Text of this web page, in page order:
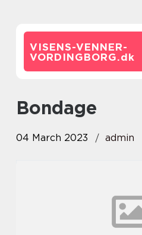
VISENS-VENNER-
VORDINGBORG.dk
bondage
04 March 2023 admin